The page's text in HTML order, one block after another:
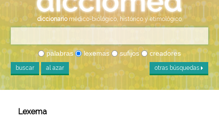
diccionario médico-biológico, histórico y etimológico
palabras lexemas sufijos creadores
buscar al azar otras búsquedas
Lexema